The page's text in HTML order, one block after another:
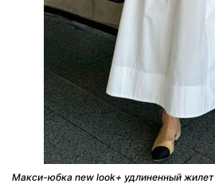
Макси-юбка new look+ удлиненный жилет